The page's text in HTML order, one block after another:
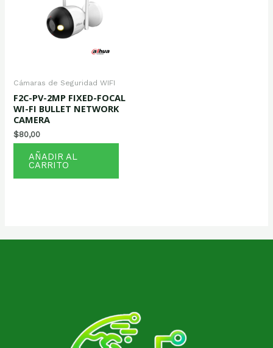
Cámaras de Seguridad WIFI
F2C-PV-2MP FIXED-FOCAL
WI-FI BULLET NETWORK
CAMERA
$80,00
AÑADIR AL
CARRITO